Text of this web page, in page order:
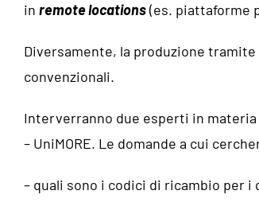
in remote locations(es. piattaforme
Diversamente, la produzione
convenzionali.
Interverranno due esperti in materia
– UniMORE. Le domande a cui
– quali sono i codici di ricambio per